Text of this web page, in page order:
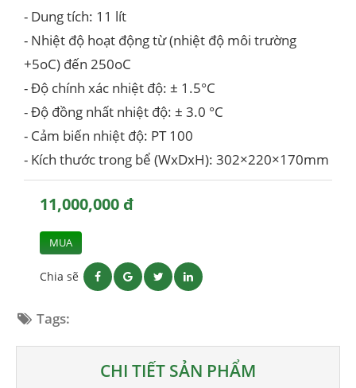
- Dung tích: 11 lít
- Nhiệt độ hoạt động từ (nhiệt độ môi trường
+5oC) đến 250oC
- Độ chính xác nhiệt độ: ± 1.5°C
- Độ đồng nhất nhiệt độ: ± 3.0 °C
- Cảm biến nhiệt độ: PT 100
- Kích thước trong bể (WxDxH): 302×220×170mm
11,000,000 đ
MUA
Chia sẽ
Tags:
CHI TIẾT SẢN PHẨM